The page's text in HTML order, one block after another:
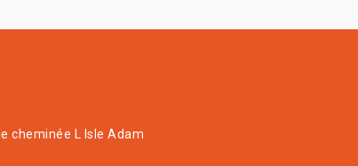
cheminée L Isle Adam